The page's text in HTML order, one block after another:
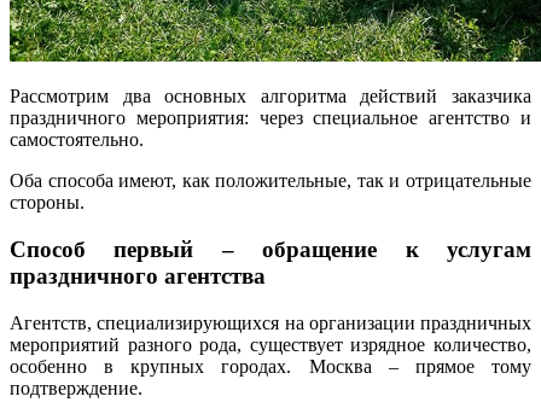
Рассмотрим два основных алгоритма действий заказчика
праздничного мероприятия: через специальное агентство и
самостоятельно.
Оба способа имеют, как положительные, так и отрицательные
стороны.
Способ первый – обращение к услугам
праздничного агентства
Агентств, специализирующихся на организации праздничных
мероприятий разного рода, существует изрядное количество,
особенно в крупных городах. Москва – прямое тому
подтверждение.